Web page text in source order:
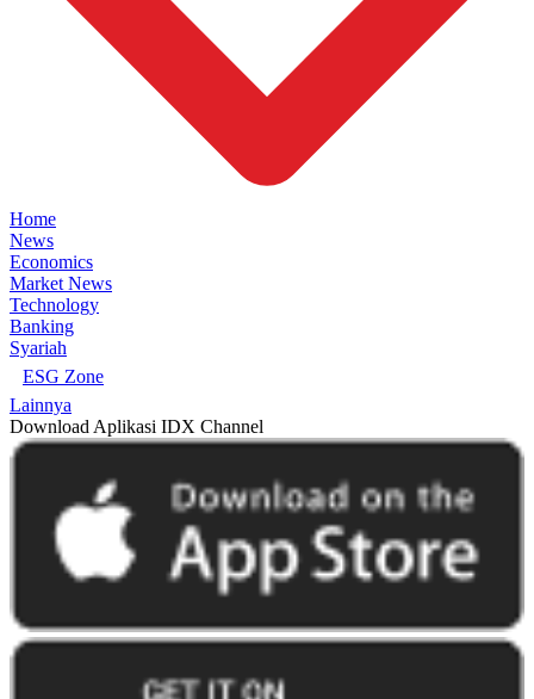
Home
News
Economics
Market News
Technology
Banking
Syariah
ESG Zone
Lainnya
Download Aplikasi IDX Channel